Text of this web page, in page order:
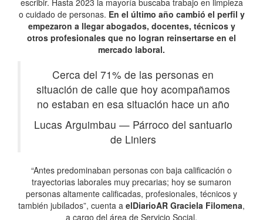
escribir. Hasta 2023 la mayoría buscaba trabajo en limpieza
o cuidado de personas. En el último año cambió el perfil y
empezaron a llegar abogados, docentes, técnicos y
otros profesionales que no logran reinsertarse en el
mercado laboral.
Cerca del 71% de las personas en
situación de calle que hoy acompañamos
no estaban en esa situación hace un año
Lucas Arguimbau —Párroco del santuario
de Liniers
“Antes predominaban personas con baja calificación o
trayectorias laborales muy precarias; hoy se sumaron
personas altamente calificadas, profesionales, técnicos y
también jubilados”, cuenta a elDiarioAR Graciela Filomena,
a cargo del área de Servicio Social.